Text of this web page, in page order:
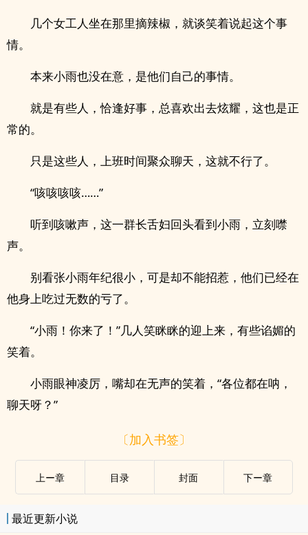
几个女工人坐在那里摘辣椒，就谈笑着说起这个事
情。
本来小雨也没在意，是他们自己的事情。
就是有些人，恰逢好事，总喜欢出去炫耀，这也是正
常的。
只是这些人，上班时间聚众聊天，这就不行了。
“咳咳咳咳……”
听到咳嗽声，这一群长舌妇回头看到小雨，立刻噤
声。
别看张小雨年纪很小，可是却不能招惹，他们已经在
他身上吃过无数的亏了。
“小雨！你来了！”几人笑眯眯的迎上来，有些谄媚的
笑着。
小雨眼神凌厉，嘴却在无声的笑着，“各位都在呐，
聊天呀？”
〔加入书签〕
上ー章 目录 封面 下ー章
最近更新小说